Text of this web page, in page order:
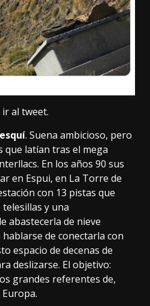
al tweet.
. Suena ambicioso, pero
que latían tras el mega
En los años 90 sus
en Espui, en La Torre de
con 13 pistas que
y una
abastecerla de nieve
de conectarla con
espacio de decenas de
deslizarse. El objetivo:
grandes referentes de,